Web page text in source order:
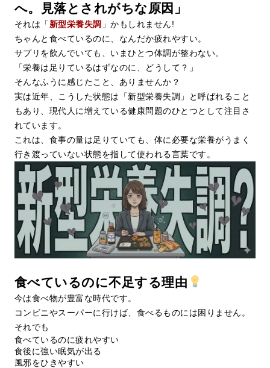
へ。見落とされがちな原因」
それは「 新型栄養失調 」かもしれません!
ちゃんと食べているのに、なんだか疲れやすい。
サプリを飲んでいても、いまひとつ体調が整わない。
「栄養は足りているはずなのに、どうして？」
そんなふうに感じたこと、ありませんか？
実は近年、こうした状態は「新型栄養失調」と呼ばれること
もあり、現代人に増えている健康問題のひとつとして注目さ
れています。
これは、食事の量は足りていても、体に必要な栄養がうまく
行き渡っていない状態を指して使われる言葉です。
食べているのに不足する理由
今は食べ物が豊富な時代です。
コンビニやスーパーに行けば、食べるものには困りません。
それでも
食べているのに疲れやすい
食後に強い眠気が出る
風邪をひきやすい